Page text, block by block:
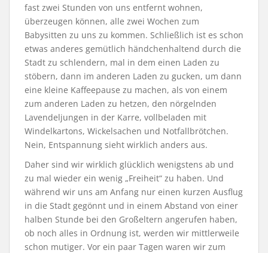
fast zwei Stunden von uns entfernt wohnen,
überzeugen können, alle zwei Wochen zum
Babysitten zu uns zu kommen. Schließlich ist es schon
etwas anderes gemütlich händchenhaltend durch die
Stadt zu schlendern, mal in dem einen Laden zu
stöbern, dann im anderen Laden zu gucken, um dann
eine kleine Kaffeepause zu machen, als von einem
zum anderen Laden zu hetzen, den nörgelnden
Lavendeljungen in der Karre, vollbeladen mit
Windelkartons, Wickelsachen und Notfallbrötchen.
Nein, Entspannung sieht wirklich anders aus.
Daher sind wir wirklich glücklich wenigstens ab und
zu mal wieder ein wenig „Freiheit“ zu haben. Und
während wir uns am Anfang nur einen kurzen Ausflug
in die Stadt gegönnt und in einem Abstand von einer
halben Stunde bei den Großeltern angerufen haben,
ob noch alles in Ordnung ist, werden wir mittlerweile
schon mutiger. Vor ein paar Tagen waren wir zum